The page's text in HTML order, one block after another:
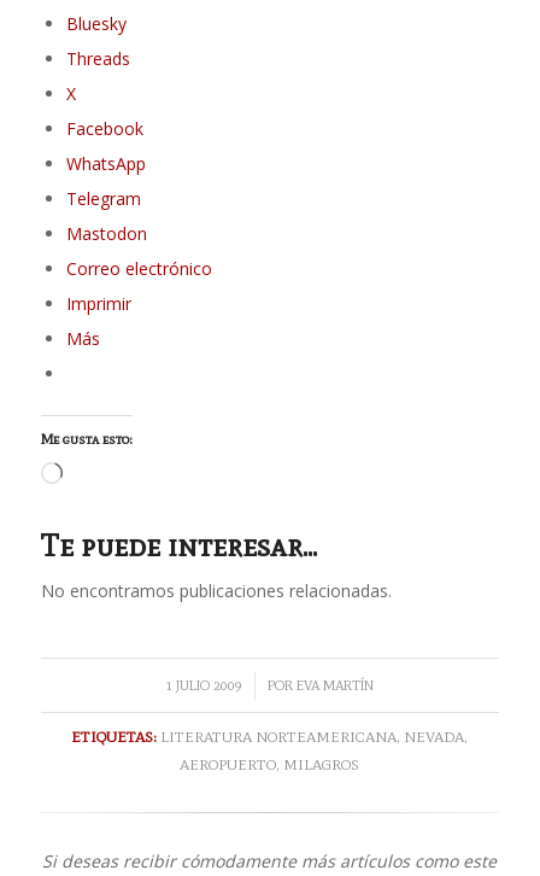
Bluesky
Threads
X
Facebook
WhatsApp
Telegram
Mastodon
Correo electrónico
Imprimir
Más
Me gusta esto:
Cargando...
Te puede interesar...
No encontramos publicaciones relacionadas.
1 JULIO 2009
/ POREVA MARTÍN
ETIQUETAS: LITERATURA NORTEAMERICANA, NEVADA,
AEROPUERTO, MILAGROS
Si deseas recibir cómodamente más artículos como este